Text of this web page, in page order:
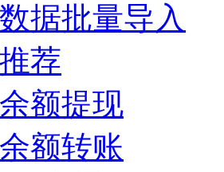
据批量导入
荐
额提现
额转账